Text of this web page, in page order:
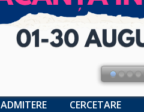
ADMITERE CERCETARE